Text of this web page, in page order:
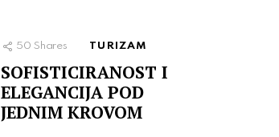
50 Shares TURIZAM
SOFISTICIRANOST I
ELEGANCIJA POD
JEDNIM KROVOM